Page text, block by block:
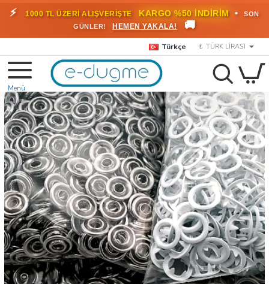
⚡ 1000 TL ÜZERİ ALIŞVERİŞTE KARGO %50 İNDİRİM •
SON
GÜNLER!
HEMEN YAKALA! 🚚
Türkçe ₺ TÜRK LIRASI